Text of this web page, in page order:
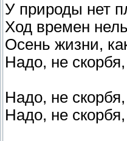
У природы нет
Ход времен
Осень жизни,
Надо, не
Надо, не
Надо, не